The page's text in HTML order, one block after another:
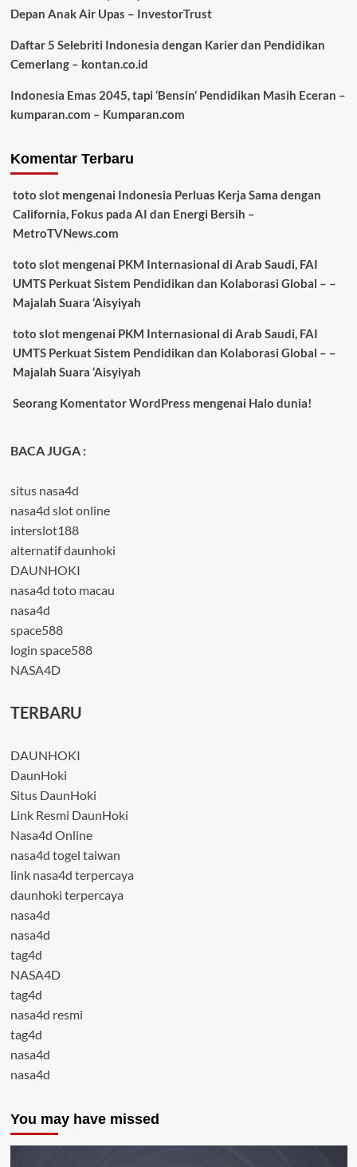
Depan Anak Air Upas – InvestorTrust
Daftar 5 Selebriti Indonesia dengan Karier dan Pendidikan
Cemerlang – kontan.co.id
Indonesia Emas 2045, tapi ‘Bensin’ Pendidikan Masih Eceran –
kumparan.com – Kumparan.com
Komentar Terbaru
toto slotmengenai Indonesia Perluas Kerja Sama dengan
California, Fokus pada AI dan Energi Bersih –
MetroTVNews.com
toto slotmengenai PKM Internasional di Arab Saudi, FAI
UMTS Perkuat Sistem Pendidikan dan Kolaborasi Global – –
Majalah Suara ‘Aisyiyah
toto slotmengenai PKM Internasional di Arab Saudi, FAI
UMTS Perkuat Sistem Pendidikan dan Kolaborasi Global – –
Majalah Suara ‘Aisyiyah
Seorang Komentator WordPress mengenai Halo dunia!
BACA JUGA :
situs nasa4d
nasa4d slot online
interslot188
alternatif daunhoki
DAUNHOKI
nasa4d toto macau
nasa4d
space588
login space588
NASA4D
TERBARU
DAUNHOKI
DaunHoki
Situs DaunHoki
Link Resmi DaunHoki
Nasa4d Online
nasa4d togel taiwan
link nasa4d terpercaya
daunhoki terpercaya
nasa4d
nasa4d
tag4d
NASA4D
tag4d
nasa4d resmi
tag4d
nasa4d
nasa4d
You may have missed